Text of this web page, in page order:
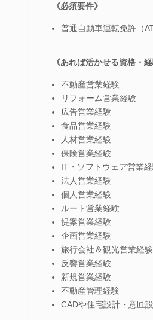
《必須要件》
普通自動車運転免許（
《あれば活かせる資格・
不動産営業経験
リフォーム営業経験
広告営業経験
食品営業経験
人材営業経験
保険営業経験
IT・ソフトウェア営業
法人営業経験
個人営業経験
ルート営業経験
提案営業経験
企画営業経験
旅行会社＆観光営業経験
反響営業経験
新規営業経験
不動産管理経験
CADや住宅設計・意匠